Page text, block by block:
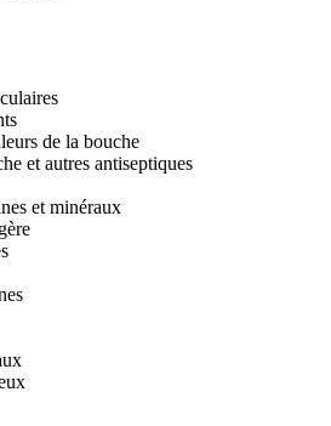
de la bouche
et autres antiseptiques
et minéraux